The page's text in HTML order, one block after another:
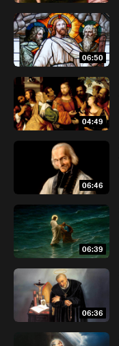
06:50
04:49
06:46
06:39
06:36